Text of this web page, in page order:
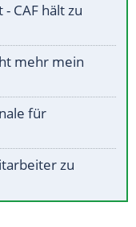
CAF hält zu
mehr mein
für
zu